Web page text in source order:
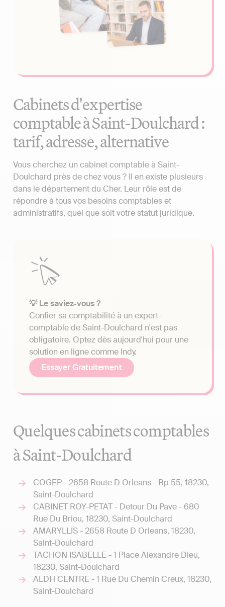
Cabinets d'expertise
comptable à Saint-Doulchard :
tarif, adresse, alternative
Vous cherchez un cabinet comptable à Saint-
Doulchard près de chez vous ? Il en existe plusieurs
dans le département du Cher. Leur rôle est de
répondre à tous vos besoins comptables et
administratifs, quel que soit votre statut juridique.
💡 Le saviez-vous ?
Confier sa comptabilité à un expert-
comptable de Saint-Doulchard n'est pas
obligatoire. Optez dès aujourd'hui pour une
solution en ligne comme Indy.
Essayer Gratuitement
Quelques cabinets comptables
à Saint-Doulchard
COGEP - 2658 Route D Orleans - Bp 55, 18230,
Saint-Doulchard
CABINET ROY-PETAT - Detour Du Pave - 680
Rue Du Briou, 18230, Saint-Doulchard
AMARYLLIS - 2658 Route D Orleans, 18230,
Saint-Doulchard
TACHON ISABELLE - 1 Place Alexandre Dieu,
18230, Saint-Doulchard
ALDH CENTRE - 1 Rue Du Chemin Creux, 18230,
Saint-Doulchard